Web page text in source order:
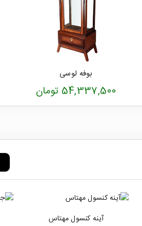
بوفه لوسی
54,337,500 تومان
آینه کنسول مهتاس